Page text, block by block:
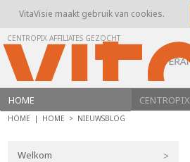
VitaVisie maakt gebruik van cookies.
CENTROPIX AFFILIATES GEZOCHT
HOME CENTROPIX
HOME | HOME > NIEUWSBLOG
Welkom